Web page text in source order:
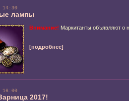
14:30
лампы
Внимание! Маркитанты объявляют о
[подробнее]
16:00
2017!